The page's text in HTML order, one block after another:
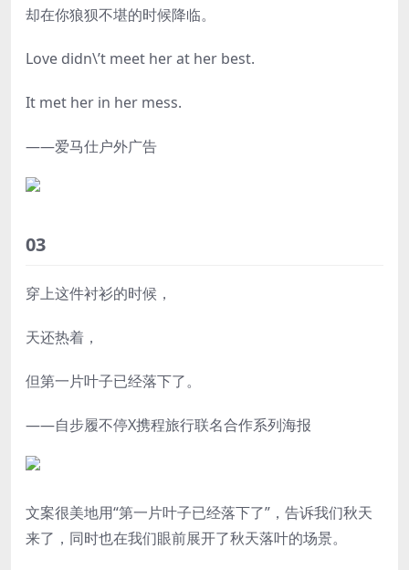
却在你狼狈不堪的时候降临。
Love didn\’t meet her at her best.
It met her in her mess.
——爱马仕户外广告
03
穿上这件衬衫的时候，
天还热着，
但第一片叶子已经落下了。
——自步履不停X携程旅行联名合作系列海报
文案很美地用“第一片叶子已经落下了”，告诉我们秋天
来了，同时也在我们眼前展开了秋天落叶的场景。